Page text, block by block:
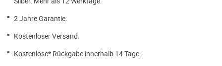
2 Jahre Garantie.
Kostenloser Versand.
Kostenlose* Rückgabe innerhalb 14 Tage.